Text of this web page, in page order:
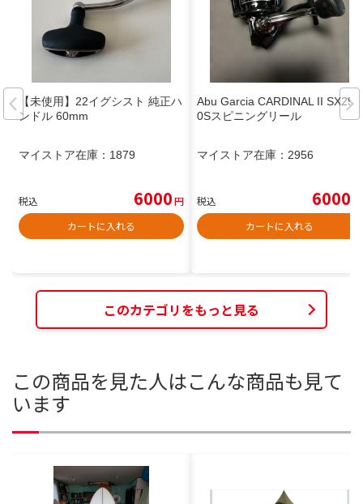
【未使用】22イグシスト 純正ハ
ンドル 60mm
マイストア在庫： 1879
税込 6000円
カートに入れる
Abu Garcia CARDINAL II SX250
0Sスピニングリール
マイストア在庫： 2956
税込 6000
カートに入れる
このカテゴリをもっと見る
この商品を見た人はこんな商品も見て
います